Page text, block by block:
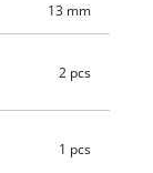
13 mm
2 pcs
1 pcs